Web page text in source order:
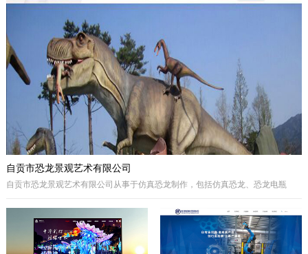
州、安徽、甘肃、加拿大、美国等多个
控股合作团队。集团从…
司从事彩灯艺术工程、彩车彩船巡游工
程、趣味式景观游乐器具、景观雕塑工
程、城市文化符号美化亮化工程，以及
仿真恐龙、仿真动植物、化石制作和演
绎程控机器人研发生产。
自贡市恐龙景观艺术有限公司
自贡市恐龙景观艺术有限公司从事于仿真恐龙制作，包括仿真恐龙、恐龙电瓶